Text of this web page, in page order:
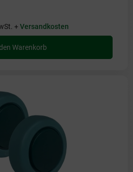
+Versandkosten
Warenkorb